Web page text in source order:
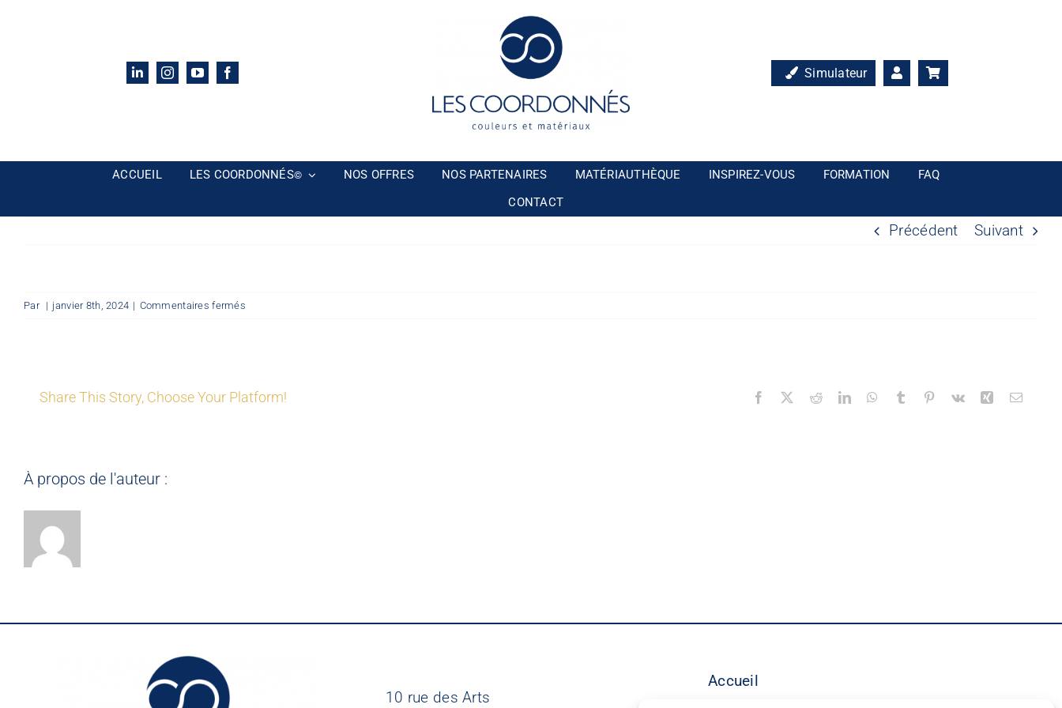
Simulateur
ACCUEIL LES COORDONNÉS© NOS OFFRES NOS PARTENAIRES MATÉRIAUTHÈQUE INSPIREZ-VOUS FORMATION
FAQ
CONTACT
Précédent Suivant
Par | janvier 8th, 2024 | Commentaires fermés
Share This Story, Choose Your Platform! Facebook RedditLinkedInWhatsApp
Tumblr Pinterest
Vk XingEmail
À propos de l'auteur :
10 rue des Arts
Accueil